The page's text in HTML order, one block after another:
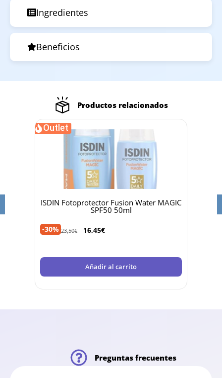
Ingredientes
Beneficios
Productos relacionados
Outlet
ISDIN Fotoprotector Fusion Water MAGIC
SPF50 50ml
-30% 23,50€ 16,45€
Añadir al carrito
Preguntas frecuentes